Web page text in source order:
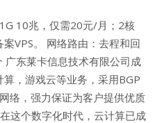
10兆，仅需20元/月；2核
VPS。 网络路由：去程和回
广东莱卡信息技术有限公司成
，游戏云等业务，采用BGP
络，强力保证为客户提供优质
这个数字化时代，云计算已成